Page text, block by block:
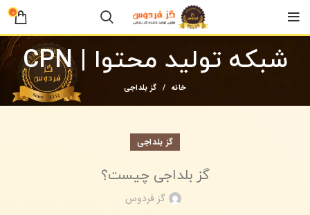
0
شبکه تولید محتوا | CPN
خانه گز بلداجی
گز بلداجی
گز بلداجی چیست؟
گز فردوس